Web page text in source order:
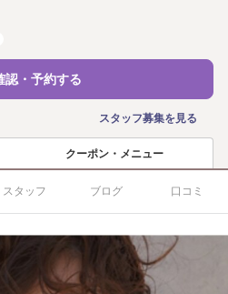
認・予約する
スタッフ募集を見る
クーポン・メニュー
スタッフ ブログ 口コミ